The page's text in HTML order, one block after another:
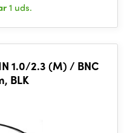
1 uds.
1.0/2.3 (M) / BNC
BLK